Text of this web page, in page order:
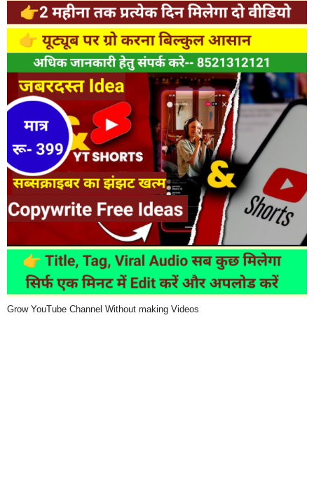
Grow YouTube Channel Without making Videos